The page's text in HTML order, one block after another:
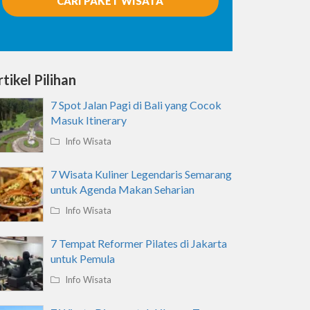
Pilihan
7 Spot Jalan Pagi di Bali yang Cocok
Masuk Itinerary
Info Wisata
7 Wisata Kuliner Legendaris Semarang
untuk Agenda Makan Seharian
Info Wisata
7 Tempat Reformer Pilates di Jakarta
untuk Pemula
Info Wisata